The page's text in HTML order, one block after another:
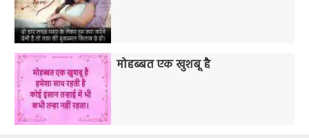
मोहब्बत एक खुशबू है